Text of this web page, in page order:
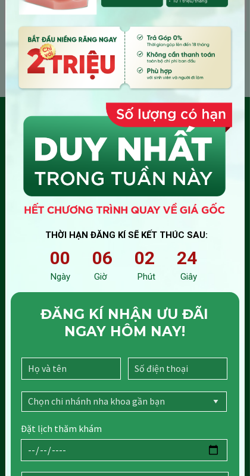
Nhận ưu đãi ngay
Hotline: 1800.0040
Website:https://nhakhoaquoctetueminh.vn
NHA KHOA QUỐC TẾ TUỆ
MINH
THỜI HẠN ĐĂNG KÍ SẼ KẾT THÚC SAU:
00 06 02 23
Ngày Giờ Phút Giây
ĐĂNG KÍ NHẬN ƯU ĐÃI
NGAY HÔM NAY!
Đặt lịch thăm khám